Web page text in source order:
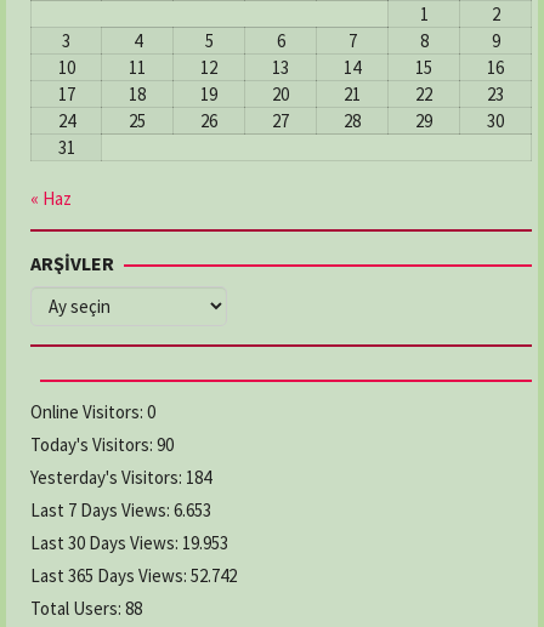
DERECİK ECZANESİ
Adres:Derecik Mahallesi 23 Nısan Caddesi No:82
Atakum / Samsun
03624655074
No:205/A İlkadım / Samsun
03622368481
ELMAS ECZANESİ
GAMZE ECZANESİ
Adres:YENİ CAMİ MAH. LİSE CAD. NO:64/A
03626222619
KAVAK ECZANESİ
1
2
3
4 5 6 7 8
9
10
11 12 13 14 15
16
17
18 19 20 21 22
23
24
25 26 27 28 29
30
31
« Haz
ARŞİVLER
ARŞİVLER
Online Visitors: 0
Today's Visitors: 90
Yesterday's Visitors: 184
Last 7 Days Views: 6.653
Last 30 Days Views: 19.953
Last 365 Days Views: 52.742
Total Users: 88